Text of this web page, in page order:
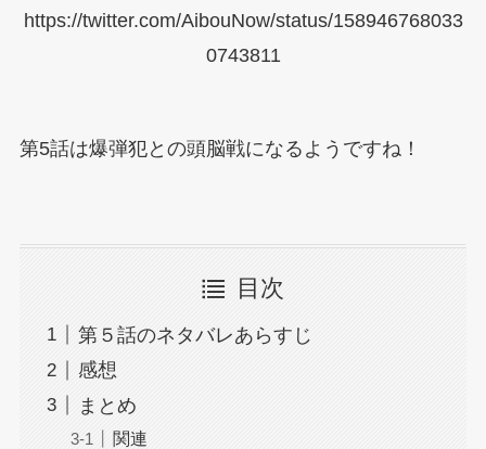
https://twitter.com/AibouNow/status/158946768033
0743811
第5話は爆弾犯との頭脳戦になるようですね！
目次
第５話のネタバレあらすじ
感想
まとめ
関連